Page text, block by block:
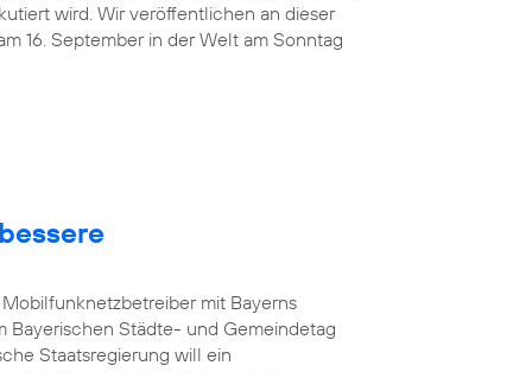
wird. Wir veröffentlichen an dieser
16. September in der Welt am Sonntag
mit Bayerns
Bayerischen Städte- und Gemeindetag
Staatsregierung will ein